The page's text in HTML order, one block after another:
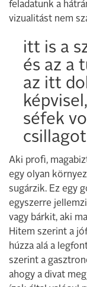
feladatunk a
vizualitást nem
itt is a
és az a
az itt
séfek
Aki profi,
egy olyan
sugárzik. Ez egy
egyszerre
vagy bárkit, aki
Hitem szerint a
húzza alá a
szerint a
ahogy a divat